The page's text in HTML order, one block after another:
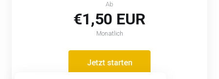
Ab
€1,50 EUR
Monatlich
Jetzt starten